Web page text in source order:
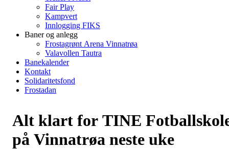
Fair Play
Kampvert
Innlogging FIKS
Baner og anlegg
Frostagrønt Arena Vinnatrøa
Valavollen Tautra
Banekalender
Kontakt
Solidaritetsfond
Frostadan
Alt klart for TINE
på Vinnatrøa neste uke